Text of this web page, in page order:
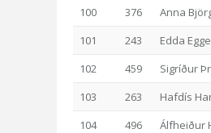
100
376 Anna
101
243 Edda
102
459 Sigríður
103
263 Hafdís
104
496 Álfheiður